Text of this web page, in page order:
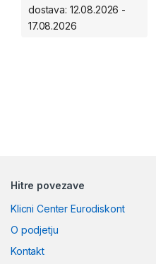
dostava: 12.08.2026 -
17.08.2026
Hitre povezave
Klicni Center Eurodiskont
O podjetju
Kontakt